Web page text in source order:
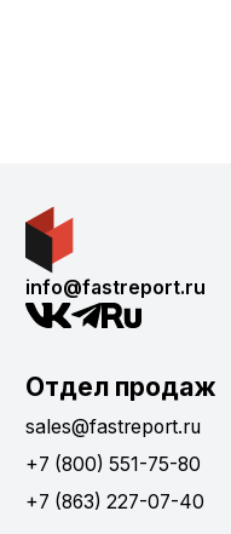
info@fastreport.ru
Отдел продаж
sales@fastreport.ru
+7 (800) 551-75-80
+7 (863) 227-07-40